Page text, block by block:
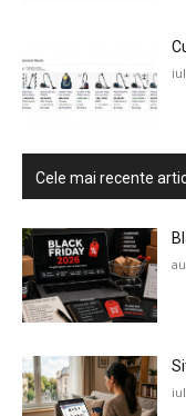
Cele mai recente